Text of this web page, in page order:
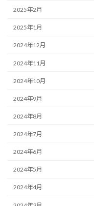
2025年2月
2025年1月
2024年12月
2024年11月
2024年10月
2024年9月
2024年8月
2024年7月
2024年6月
2024年5月
2024年4月